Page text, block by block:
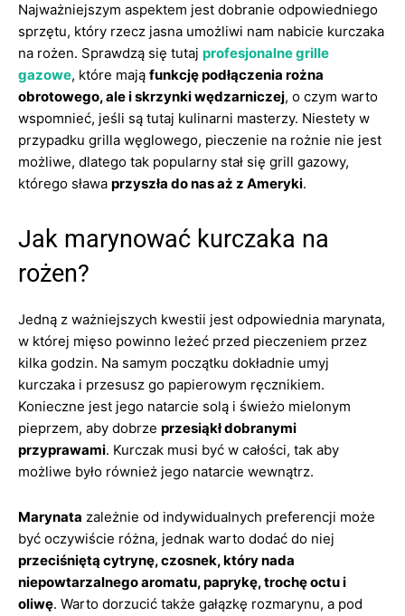
Najważniejszym aspektem jest dobranie odpowiedniego
sprzętu, który rzecz jasna umożliwi nam nabicie kurczaka
na rożen. Sprawdzą się tutaj profesjonalne grille
gazowe, które mają funkcję podłączenia rożna
obrotowego, ale i skrzynki wędzarniczej, o czym warto
wspomnieć, jeśli są tutaj kulinarni masterzy. Niestety w
przypadku grilla węglowego, pieczenie na rożnie nie jest
możliwe, dlatego tak popularny stał się grill gazowy,
którego sława przyszła do nas aż z Ameryki.
Jak marynować kurczaka na
rożen?
Jedną z ważniejszych kwestii jest odpowiednia marynata,
w której mięso powinno leżeć przed pieczeniem przez
kilka godzin. Na samym początku dokładnie umyj
kurczaka i przesusz go papierowym ręcznikiem.
Konieczne jest jego natarcie solą i świeżo mielonym
pieprzem, aby dobrze przesiąkł dobranymi
przyprawami. Kurczak musi być w całości, tak aby
możliwe było również jego natarcie wewnątrz.
Marynata zależnie od indywidualnych preferencji może
być oczywiście różna, jednak warto dodać do niej
przeciśniętą cytrynę, czosnek, który nada
niepowtarzalnego aromatu, paprykę, trochę octu i
oliwę. Warto dorzucić także gałązkę rozmarynu, a pod